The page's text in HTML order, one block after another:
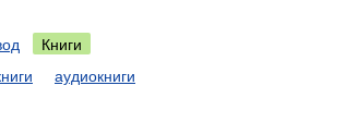
Книги
аудиокниги